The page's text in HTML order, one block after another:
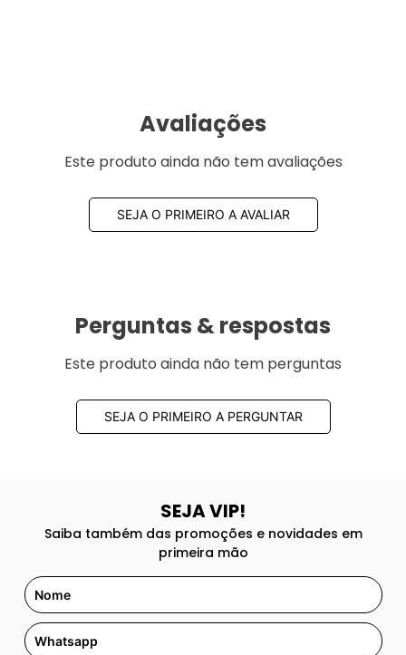
Avaliações
Este produto ainda não tem avaliações
SEJA O PRIMEIRO A AVALIAR
Perguntas & respostas
Este produto ainda não tem perguntas
SEJA O PRIMEIRO A PERGUNTAR
SEJA VIP!
Saiba também das promoções e novidades em
primeira mão